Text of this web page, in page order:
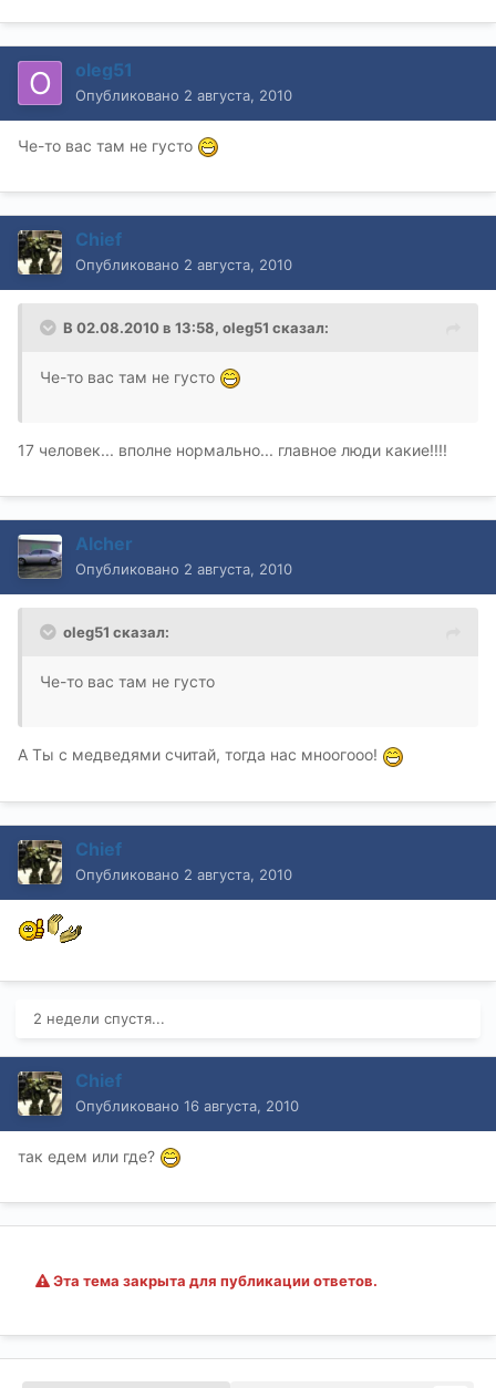
oleg51
Опубликовано 2 августа, 2010
Че-то вас там не густо
Chief
Опубликовано 2 августа, 2010
В 02.08.2010 в 13:58, oleg51 сказал:
Че-то вас там не густо
17 человек... вполне нормально... главное люди какие!!!!
Alcher
Опубликовано 2 августа, 2010
oleg51 сказал:
Че-то вас там не густо
А Ты с медведями считай, тогда нас мноогооо!
Chief
Опубликовано 2 августа, 2010
2 недели спустя...
Chief
Опубликовано 16 августа, 2010
так едем или где?
Эта тема закрыта для публикации ответов.